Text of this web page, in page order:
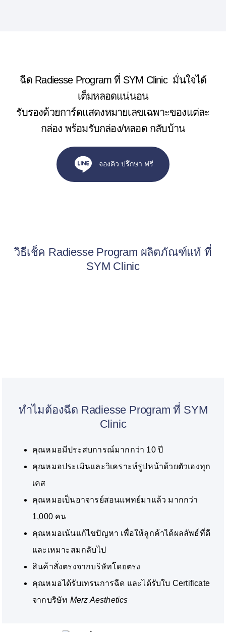
ฉีด Radiesse Program ที่ SYM Clinic มั่นใจได้
เต็มหลอดแน่นอน
รับรองด้วยการ์ดแสดงหมายเลขเฉพาะของแต่ละ
กล่อง พร้อมรับกล่อง/หลอด กลับบ้าน
จองคิว ปรึกษา ฟรี
วิธีเช็ค Radiesse Program ผลิตภัณฑ์แท้ ที่
SYM Clinic
ทำไมต้องฉีด Radiesse Program ที่ SYM
Clinic
คุณหมอมีประสบการณ์มากกว่า 10 ปี
คุณหมอประเมินและวิเคราะห์รูปหน้าด้วยตัวเองทุก
เคส
คุณหมอเป็นอาจารย์สอนแพทย์มาแล้ว มากกว่า
1,000 คน
คุณหมอเน้นแก้ไขปัญหา เพื่อให้ลูกค้าได้ผลลัพธ์ที่ดี
และเหมาะสมกลับไป
สินค้าสั่งตรงจากบริษัทโดยตรง
คุณหมอได้รับเทรนการฉีด และได้รับใบ Certificate
จากบริษัท Merz Aesthetics